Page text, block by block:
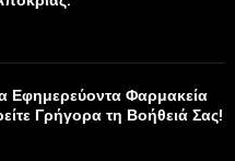
Εφημερεύοντα Φαρμακεία
Γρήγορα τη Βοήθειά Σας!